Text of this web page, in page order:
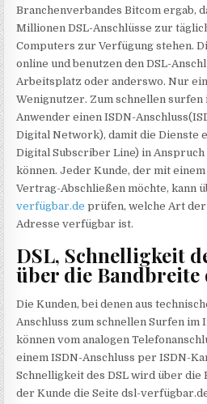
Branchenverbandes Bitcom ergab,
Millionen DSL-Anschlüsse zur
Computers zur Verfügung stehen.
online und benutzen den DSL-
Arbeitsplatz oder anderswo. Nur
Wenignutzer. Zum schnellen
Anwender einen ISDN-
Digital Network), damit die Dienste
Digital Subscriber Line) in
können. Jeder Kunde, der mit
Vertrag-Abschließen möchte, kann
verfügbar.de prüfen, welche Art
Adresse verfügbar ist.
DSL, Schnelligkeit
über die
Die Kunden, bei denen aus
Anschluss zum schnellen Surfen im
können vom analogen
einem ISDN-Anschluss per ISDN-
Schnelligkeit des DSL wird über die
der Kunde die Seite dsl-